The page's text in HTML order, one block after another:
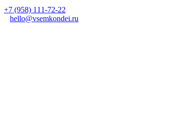
+7 (958) 111-72-22
hello@vsemkondei.ru